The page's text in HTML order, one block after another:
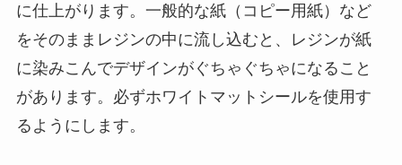
に仕上がります。一般的な紙（コピー用紙）など
をそのままレジンの中に流し込むと、レジンが紙
に染みこんでデザインがぐちゃぐちゃになること
があります。必ずホワイトマットシールを使用す
るようにします。